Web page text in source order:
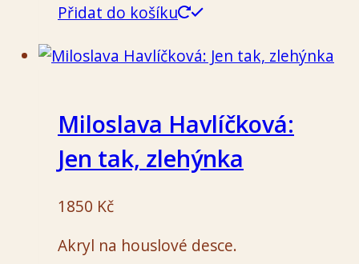
Přidat do košíku
Miloslava Havlíčková:
Jen tak, zlehýnka
1850 Kč
Akryl na houslové desce.